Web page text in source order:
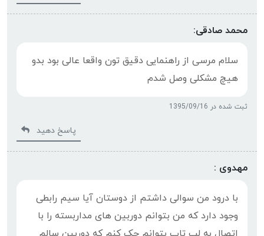
محمد صادقی:
سلام مرسی از راهنمایی دقیق تون واقعا عالی بود بدو
هیچ مشکلی وصل شدم
ثبت شده در 1395/09/16
پاسخ دهید
مهدوی :
با درود من سوالی داشتم از دوستان آیا سیم رابطی
وجود دارد که من بتوانم دوربین های مداربسته را با